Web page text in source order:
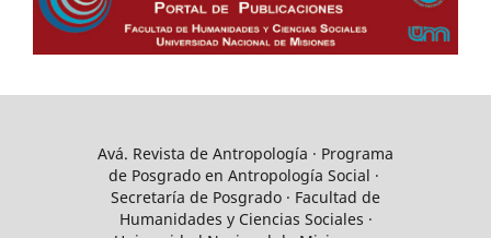
Avá. Revista de Antropología · Programa
de Posgrado en Antropología Social ·
Secretaría de Posgrado · Facultad de
Humanidades y Ciencias Sociales ·